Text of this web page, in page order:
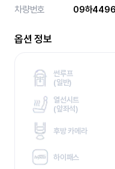
차량번호
09하4496
옵션 정보
썬루프
(일반)
열선시트
(앞좌석)
후방 카메라
하이패스